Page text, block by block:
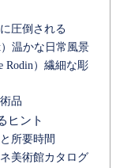
圧倒される
温かな日常風景
Rodin）繊細な彫
品
ヒント
所要時間
美術館カタログ